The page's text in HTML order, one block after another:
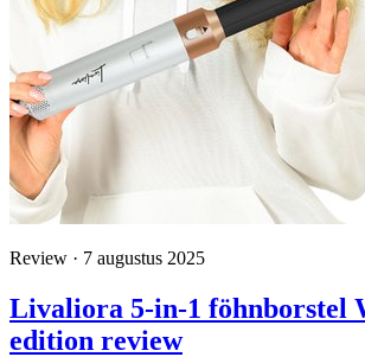
Review · 7 augustus 2025
Livaliora 5-in-1 föhnborstel
edition review